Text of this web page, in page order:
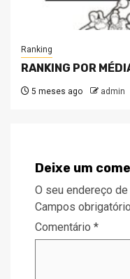
Ranking
RANKING POR
5 meses ago admin
Deixe um
O seu endereço
Campos
Comentário *